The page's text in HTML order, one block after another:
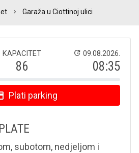
Garaža u Ciottinoj ulici
KAPACITET
86
09.08.2026.
08:35
Plati parking
subotom, nedjeljom i